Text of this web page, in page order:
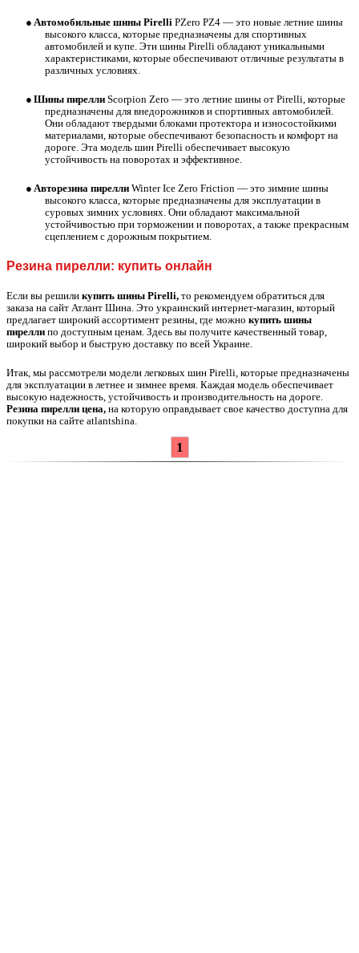
● Автомобильные шины Pirelli PZero PZ4 — это новые летние шины
высокого класса, которые предназначены для спортивных
автомобилей и купе. Эти шины Pirelli обладают уникальными
характеристиками, которые обеспечивают отличные результаты в
различных условиях.
● Шины пирелли Scorpion Zero — это летние шины от Pirelli, которые
предназначены для внедорожников и спортивных автомобилей.
Они обладают твердыми блоками протектора и износостойкими
материалами, которые обеспечивают безопасность и комфорт на
дороге. Эта модель шин Pirelli обеспечивает высокую
устойчивость на поворотах и эффективное.
● Авторезина пирелли Winter Ice Zero Friction — это зимние шины
высокого класса, которые предназначены для эксплуатации в
суровых зимних условиях. Они обладают максимальной
устойчивостью при торможении и поворотах, а также прекрасным
сцеплением с дорожным покрытием.
Резина пирелли: купить онлайн
Если вы решили купить шины Pirelli, то рекомендуем обратиться для
заказа на сайт Атлант Шина. Это украинский интернет-магазин, который
предлагает широкий ассортимент резины, где можно купить шины
пирелли по доступным ценам. Здесь вы получите качественный товар,
широкий выбор и быструю доставку по всей Украине.
Итак, мы рассмотрели модели легковых шин Pirelli, которые предназначены
для эксплуатации в летнее и зимнее время. Каждая модель обеспечивает
высокую надежность, устойчивость и производительность на дороге.
Резина пирелли цена, на которую оправдывает свое качество доступна для
покупки на сайте atlantshina.
1